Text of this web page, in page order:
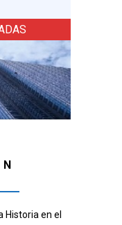
Historia en el